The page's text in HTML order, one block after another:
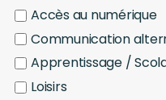
Accès au numérique
Communication
Apprentissage /
Loisirs